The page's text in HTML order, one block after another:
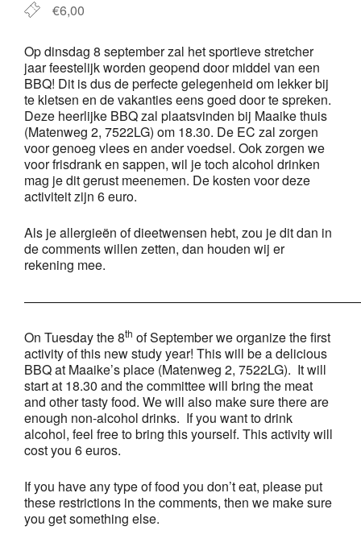
€6,00
Op dinsdag 8 september zal het sportieve stretcher
jaar feestelijk worden geopend door middel van een
BBQ! Dit is dus de perfecte gelegenheid om lekker bij
te kletsen en de vakanties eens goed door te spreken.
Deze heerlijke BBQ zal plaatsvinden bij Maaike thuis
(Matenweg 2, 7522LG) om 18.30. De EC zal zorgen
voor genoeg vlees en ander voedsel. Ook zorgen we
voor frisdrank en sappen, wil je toch alcohol drinken
mag je dit gerust meenemen. De kosten voor deze
activiteit zijn 6 euro.
Als je allergieën of dieetwensen hebt, zou je dit dan in
de comments willen zetten, dan houden wij er
rekening mee.
On Tuesday the 8th of September we organize the first
activity of this new study year! This will be a delicious
BBQ at Maaike’s place (Matenweg 2, 7522LG). It will
start at 18.30 and the committee will bring the meat
and other tasty food. We will also make sure there are
enough non-alcohol drinks. If you want to drink
alcohol, feel free to bring this yourself. This activity will
cost you 6 euros.
If you have any type of food you don’t eat, please put
these restrictions in the comments, then we make sure
you get something else.